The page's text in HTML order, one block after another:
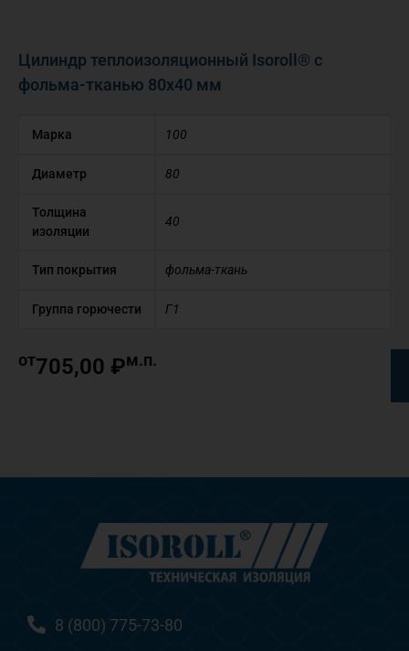
Цилиндр теплоизоляционный Isoroll® с
фольма-тканью 80х40 мм
Марка 100
Диаметр 80
Толщина
изоляции
40
Тип покрытия фольма-ткань
Группа горючести Г1
от705,00 ₽м.п.
8 (800) 775-73-80